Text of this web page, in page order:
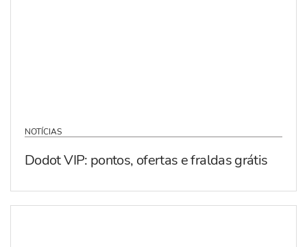
NOTÍCIAS
Dodot VIP: pontos, ofertas e fraldas grátis